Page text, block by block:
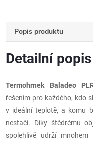
Popis produktu
Detailní
Termohrnek Baladeo
řešením pro každého, kdo
v ideální teplotě, a komu
nestačí. Díky štědrému
spolehlivě udrží mnohem